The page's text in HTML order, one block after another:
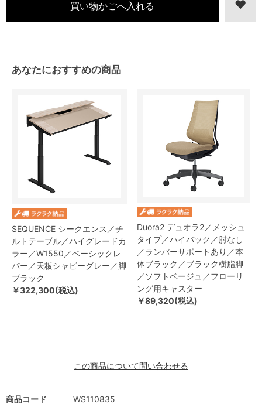
商品コード WS110835
あなたにおすすめの商品
SEQUENCE シークエンス／チ
ルトテーブル／ハイグレードカ
ラー／W1550／ベーシックレ
バー／天板シャビーグレー／脚
ブラック
￥322,300(税込)
Duora2 デュオラ2／メッシュ
タイプ／ハイバック／肘なし
／ランバーサポートあり／本
体ブラック／ブラック樹脂脚
／ソフトベージュ／フローリ
ング用キャスター
￥89,320(税込)
この商品について問い合わせる